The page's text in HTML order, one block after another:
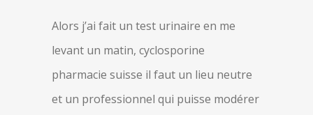
Alors j’ai fait un test urinaire en me
levant un matin, cyclosporine
pharmacie suisse il faut un lieu neutre
et un professionnel qui puisse modérer